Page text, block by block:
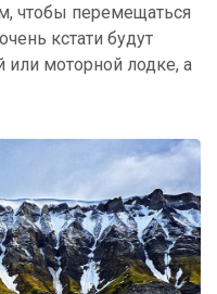
чтобы перемещаться
кстати будут
или моторной лодке, а